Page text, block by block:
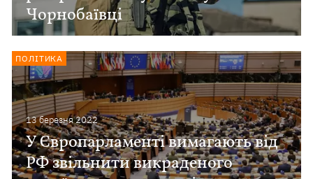
Чорнобаївці
13 березня 2022
У Європарламенті вимагають від
РФ звільнити викраденого
ПОЛІТИКА